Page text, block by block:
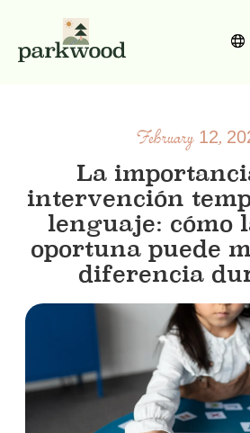
February 12,
La
intervención
lenguaje: cómo
oportuna puede
diferencia